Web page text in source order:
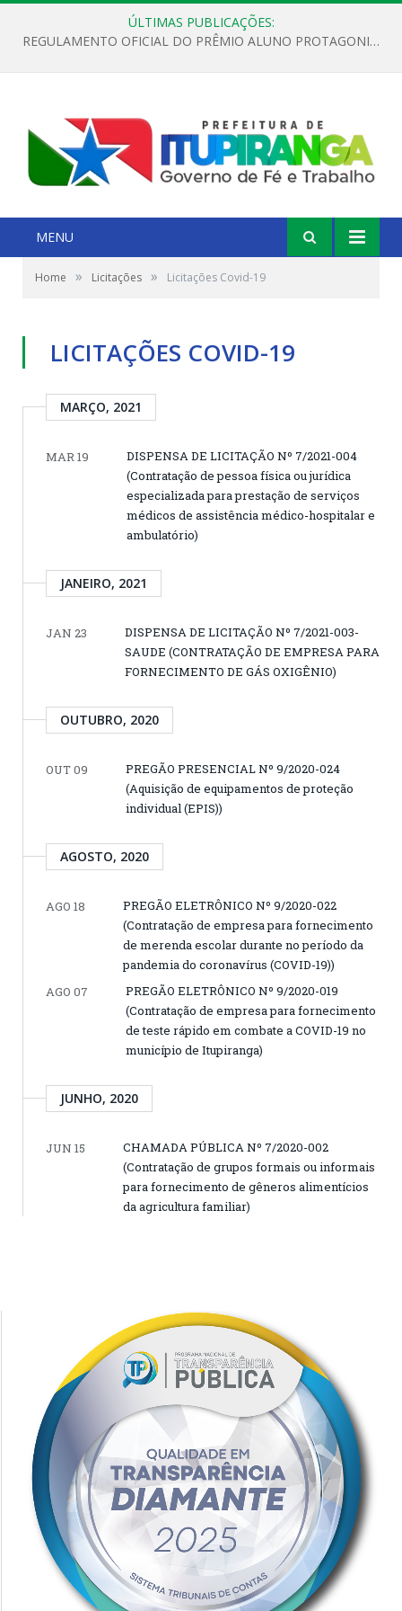
ÚLTIMAS PUBLICAÇÕES:
REGULAMENTO OFICIAL DO PRÊMIO ALUNO PROTAGONISTA – EDIÇÃO 2026
MENU
Home » Licitações » Licitações Covid-19
LICITAÇÕES COVID-19
MARÇO, 2021
MAR 19
DISPENSA DE LICITAÇÃO Nº 7/2021-004
(Contratação de pessoa física ou jurídica
especializada para prestação de serviços
médicos de assistência médico-hospitalar e
ambulatório)
JANEIRO, 2021
JAN 23
DISPENSA DE LICITAÇÃO Nº 7/2021-003-
SAUDE (CONTRATAÇÃO DE EMPRESA PARA
FORNECIMENTO DE GÁS OXIGÊNIO)
OUTUBRO, 2020
OUT 09
PREGÃO PRESENCIAL Nº 9/2020-024
(Aquisição de equipamentos de proteção
individual (EPIS))
AGOSTO, 2020
AGO 18
PREGÃO ELETRÔNICO Nº 9/2020-022
(Contratação de empresa para fornecimento
de merenda escolar durante no período da
pandemia do coronavírus (COVID-19))
AGO 07
PREGÃO ELETRÔNICO Nº 9/2020-019
(Contratação de empresa para fornecimento
de teste rápido em combate a COVID-19 no
município de Itupiranga)
JUNHO, 2020
JUN 15
CHAMADA PÚBLICA Nº 7/2020-002
(Contratação de grupos formais ou informais
para fornecimento de gêneros alimentícios
da agricultura familiar)